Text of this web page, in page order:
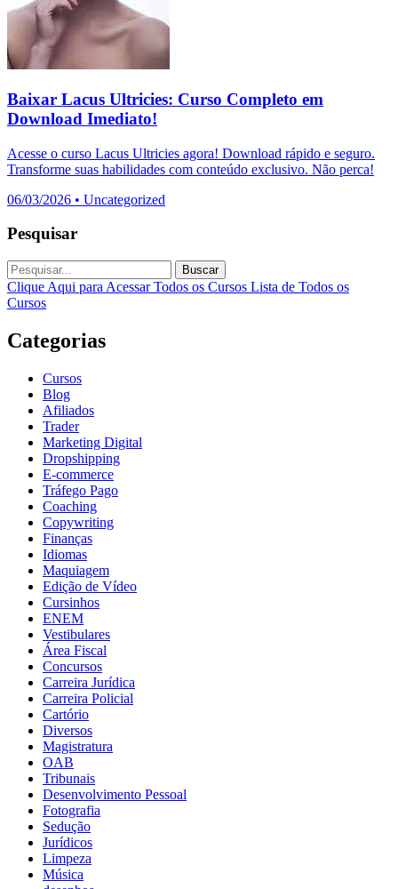
Baixar Lacus Ultricies: Curso Completo em
Download Imediato!
Acesse o curso Lacus Ultricies agora! Download rápido e seguro.
Transforme suas habilidades com conteúdo exclusivo. Não perca!
06/03/2026 • Uncategorized
Pesquisar
Buscar
Clique Aqui para Acessar Todos os Cursos Lista de Todos os
Cursos
Categorias
Cursos
Blog
Afiliados
Trader
Marketing Digital
Dropshipping
E-commerce
Tráfego Pago
Coaching
Copywriting
Finanças
Idiomas
Maquiagem
Edição de Vídeo
Cursinhos
ENEM
Vestibulares
Área Fiscal
Concursos
Carreira Jurídica
Carreira Policial
Cartório
Diversos
Magistratura
OAB
Tribunais
Desenvolvimento Pessoal
Fotografia
Sedução
Jurídicos
Limpeza
Música